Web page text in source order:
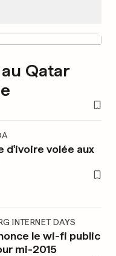
Qatar
d'ivoire volée aux
INTERNET DAYS
le wi-fi public
mi-2015